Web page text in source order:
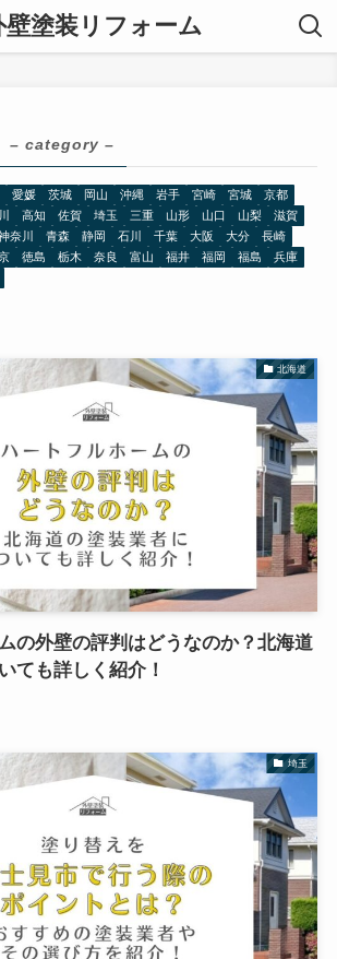
壁塗装リフォーム
– category –
愛媛 茨城 岡山 沖縄 岩手 宮崎 宮城
京都
高知 佐賀 埼玉 三重 山形 山口 山梨
滋賀
奈川 青森 静岡 石川 千葉 大阪 大分
長崎
徳島 栃木 奈良 富山 福井 福岡 福島
兵庫
北海道
の外壁の評判はどうなのか？北海道
ても詳しく紹介！
埼玉